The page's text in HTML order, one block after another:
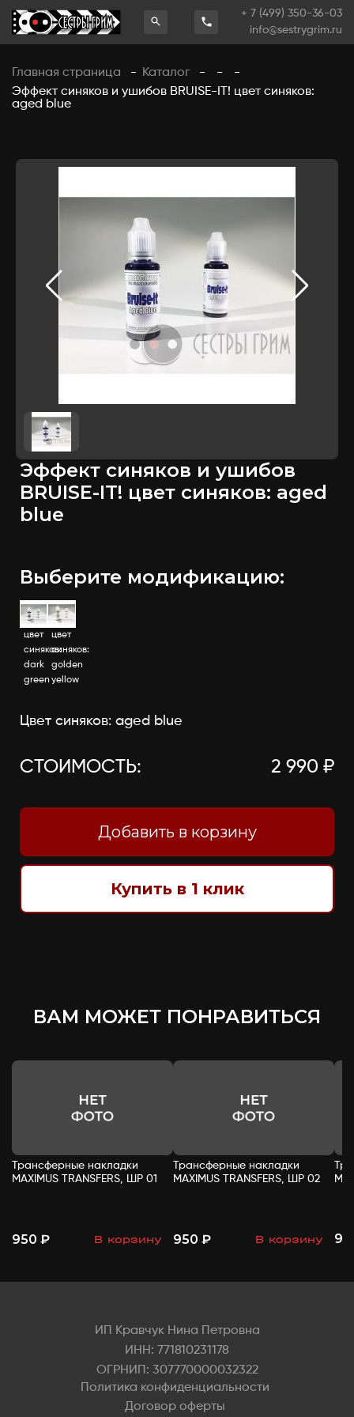
+ 7 (499) 350-36-03
info@sestrygrim.ru
Главная страница - Каталог - -
-
Эффект синяков и ушибов BRUISE-IT! цвет синяков:
aged blue
Эффект синяков и ушибов
BRUISE-IT! цвет синяков: aged
blue
Выберите модификацию:
цвет
синяков:
dark
green
цвет
синяков:
golden
yellow
Цвет синяков: aged blue
СТОИМОСТЬ: 2 990 ₽
Добавить в корзину
Купить в 1 клик
ВАМ МОЖЕТ ПОНРАВИТЬСЯ
Трансферные накладки
MAXIMUS TRANSFERS, ШР 01
950 ₽ В корзину
- +
Трансферные накладки
MAXIMUS TRANSFERS, ШР 02
950 ₽ В корзину
- +
ИП Кравчук Нина Петровна
ИНН: 771810231178
ОГРНИП: 307770000032322
Политика конфиденциальности
Договор оферты